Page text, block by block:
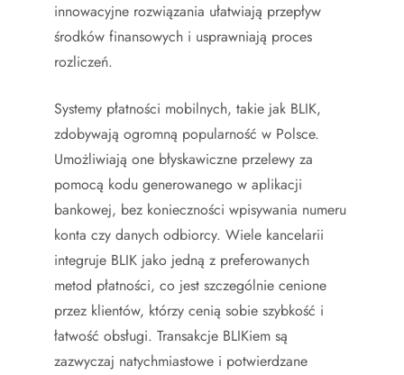
innowacyjne rozwiązania ułatwiają przepływ
środków finansowych i usprawniają proces
rozliczeń.
Systemy płatności mobilnych, takie jak BLIK,
zdobywają ogromną popularność w Polsce.
Umożliwiają one błyskawiczne przelewy za
pomocą kodu generowanego w aplikacji
bankowej, bez konieczności wpisywania numeru
konta czy danych odbiorcy. Wiele kancelarii
integruje BLIK jako jedną z preferowanych
metod płatności, co jest szczególnie cenione
przez klientów, którzy cenią sobie szybkość i
łatwość obsługi. Transakcje BLIKiem są
zazwyczaj natychmiastowe i potwierdzane